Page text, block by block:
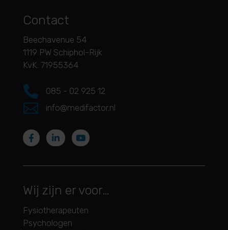
Contact
Beechavenue 54
1119 PW Schiphol-Rijk
KvK: 71955364
 085 - 02 925 12
 info@medifactor.nl
Wij zijn er voor…
Fysiotherapeuten
Psychologen